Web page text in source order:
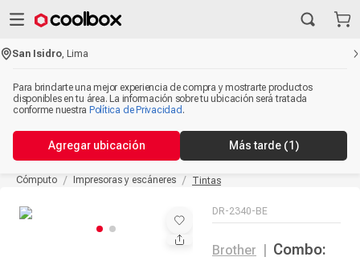
San Isidro ,Lima
Para brindarte una mejor experiencia de compra y mostrarte productos
disponibles en tu área. La información sobre tu ubicación será tratada
conforme nuestra Política de Privacidad .
Agregar ubicación Más tarde (1)
Cómputo Impresoras y escáneres Tintas
DR-2340-BE
Brother
Combo: